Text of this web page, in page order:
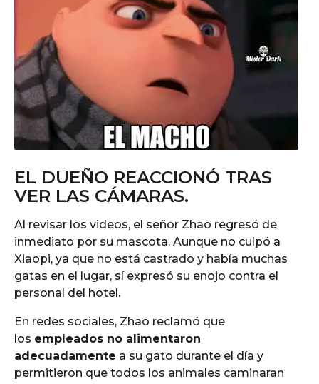
EL DUEÑO REACCIONÓ TRAS
VER LAS CÁMARAS.
Al revisar los videos, el señor Zhao regresó de
inmediato por su mascota. Aunque no culpó a
Xiaopi, ya que no está castrado y había muchas
gatas en el lugar, sí expresó su enojo contra el
personal del hotel.
En redes sociales, Zhao reclamó que
los empleados no alimentaron
adecuadamente a su gato durante el día y
permitieron que todos los animales caminaran